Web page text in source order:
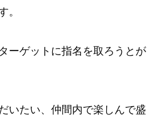
。
ーゲットに指名を取ろうとが
いたい、仲間内で楽しんで盛